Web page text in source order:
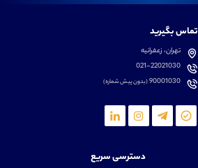
تماس بگیرید
تهران، زعفرانیه
021-22021030
90001030(بدون پیش شماره)
دسترسی سریع